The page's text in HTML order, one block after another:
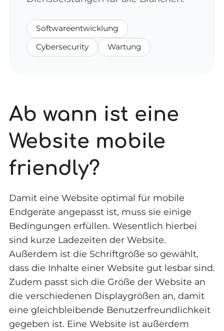
Softwareentwicklung
Cybersecurity
Wartung
Ab wann ist eine
Website mobile
friendly?
Damit eine Website optimal für mobile
Endgeräte angepasst ist, muss sie einige
Bedingungen erfüllen. Wesentlich hierbei
sind kurze Ladezeiten der Website.
Außerdem ist die Schriftgröße so gewählt,
dass die Inhalte einer Website gut lesbar sind.
Zudem passt sich die Größe der Website an
die verschiedenen Displaygrößen an, damit
eine gleichbleibende Benutzerfreundlichkeit
gegeben ist. Eine Website ist außerdem